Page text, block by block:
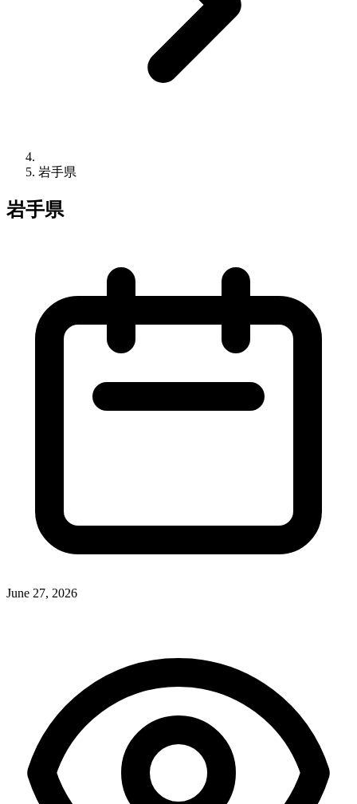
岩手県
岩手県
June 27, 2026